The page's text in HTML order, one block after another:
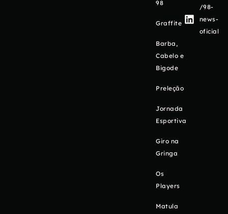
98
Graffite
Barba,
Cabelo e
Bigode
Preleção
Jornada
Esportiva
Giro na
Gringa
Os
Players
Matula
/98-
news-
oficial